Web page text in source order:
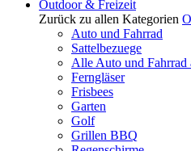
Outdoor & Freizeit
Zurück zu allen Kategorien
Auto und Fahrrad
Sattelbezuege
Alle Auto und Fahrrad
Ferngläser
Frisbees
Garten
Golf
Grillen BBQ